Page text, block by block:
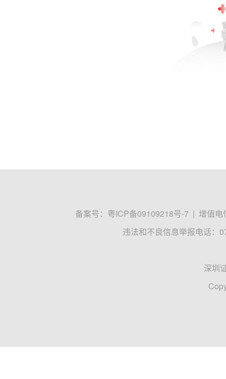
备案号： 粤ICP备09109218号-7 | 增值电
违法和不良信息举报电话：
深圳